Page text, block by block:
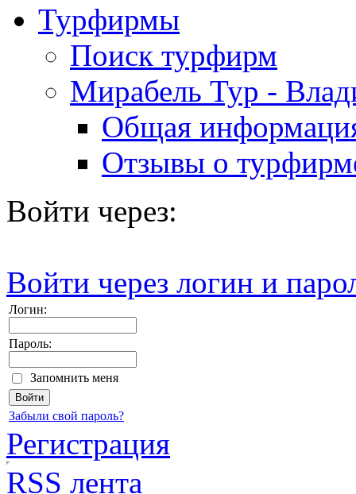
Турфирмы
Поиск турфирм
Мирабель Тур -
Общая
Отзывы о
Войти через:
Войти через логин и
Логин:
Пароль:
Запомнить меня
Забыли свой пароль?
Регистрация
RSS лента